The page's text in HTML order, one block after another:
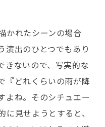
かれたシーンの場合
演出のひとつでもあり
きないので、写実的な
『どれくらいの雨が降
よね。そのシチュエー
見せようとすると、